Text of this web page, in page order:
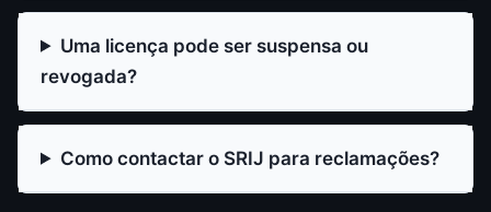
Uma licença pode ser suspensa ou
revogada?
Como contactar o SRIJ para reclamações?